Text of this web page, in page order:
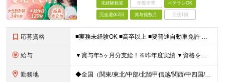
未経験歓迎 学歴不問 ベテランOK
完全週休2日 賞与複数月 面接1回
応募資格 ■実務未経験OK ■高卒以上 ■要普通自動車免許 ※建築関係の資格が無くても、住宅系CAD経験者、または建築関係の資格について受験資格をお持ちの方も歓迎いたします！ ＜女性の設計職も増えています！
給与 ▼賞与年5ヶ月分支給！※昨年度実績 ▼資格をお持ちの方は、入社支度金最大30万円支給 ■月給23万～40万円＋賞与年2回＋残業代全額支給＋資格手当＋家族手当ほか ┗一級建築士になると月3～5万円UP
勤務地 ◆全国（関東/東北/中部/北陸甲信越/関西/中四国/九州）で募集中 ※UIターン歓迎 ※希望や現在のお住まいを考慮！面接時に希望の勤務地をお聞かせください ◆本社所在地 愛知県名古屋市中区丸の内2-